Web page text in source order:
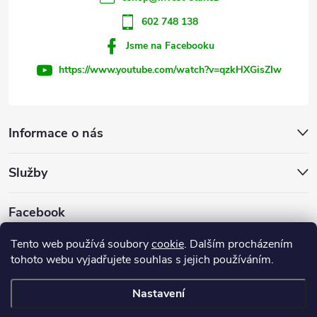
Tento web používá souborycookie. Dalším procházením
tohoto webu vyjadřujete souhlas s jejich používáním.
Nastavení
u
Informace o nás
Služby
Facebook
602 748 138
Jsme na Facebooku
https://www.youtube.com/watch?v=qzkHXGisZIw